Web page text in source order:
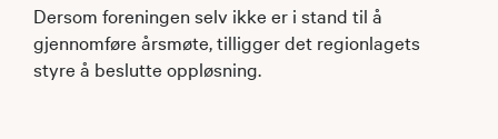
Dersom foreningen selv ikke er i stand til å
gjennomføre årsmøte, tilligger det regionlagets
styre å beslutte oppløsning.